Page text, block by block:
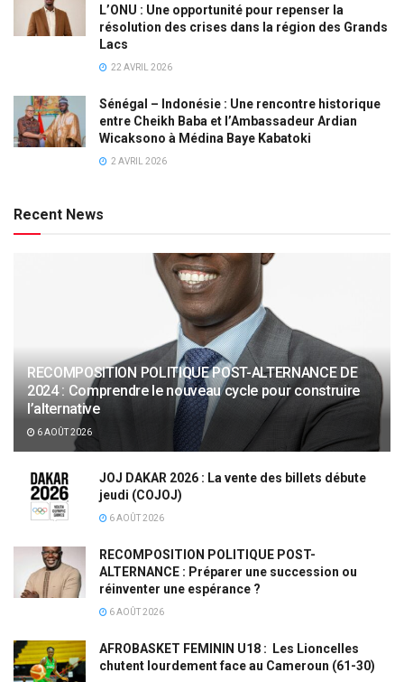
L’ONU : Une opportunité pour repenser la
résolution des crises dans la région des Grands
Lacs
22 AVRIL 2026
Sénégal – Indonésie : Une rencontre historique
entre Cheikh Baba et l’Ambassadeur Ardian
Wicaksono à Médina Baye Kabatoki
2 AVRIL 2026
Recent News
RECOMPOSITION POLITIQUE POST-ALTERNANCE DE
2024 : Comprendre le nouveau cycle pour construire
l’alternative
6 AOÛT 2026
JOJ DAKAR 2026 : La vente des billets débute
jeudi (COJOJ)
6 AOÛT 2026
RECOMPOSITION POLITIQUE POST-
ALTERNANCE : Préparer une succession ou
réinventer une espérance ?
6 AOÛT 2026
AFROBASKET FEMININ U18 : Les Lioncelles
chutent lourdement face au Cameroun (61-30)